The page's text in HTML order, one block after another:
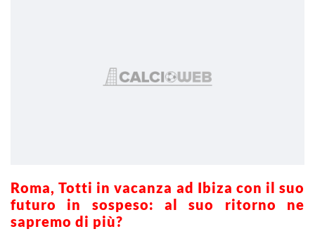
Roma, Totti in vacanza ad Ibiza con il suo
futuro in sospeso: al suo ritorno ne
sapremo di più?